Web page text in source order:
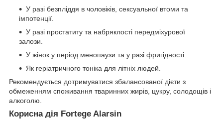
У разі безпліддя в чоловіків, сексуальної втоми та
імпотенції.
У разі простатиту та набряклості передміхурової
залози.
У жінок у період менопаузи та у разі фригідності.
Як геріатричного тоніка для літніх людей.
Рекомендується дотримуватися збалансованої дієти з
обмеженням споживання тваринних жирів, цукру, солодощів і
алкоголю.
Корисна дія Fortege Alarsin